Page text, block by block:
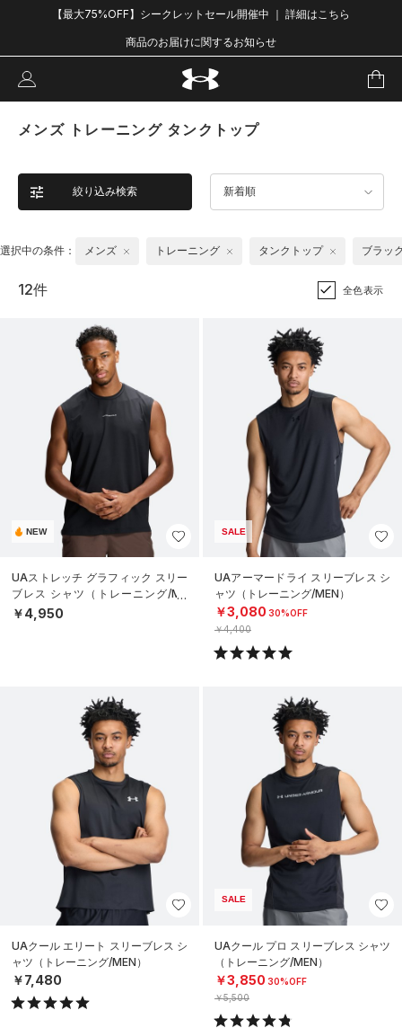
【最大75%OFF】シークレットセール開催中 ｜ 詳細はこちら
商品のお届けに関するお知らせ
メンズ トレーニング タンクトップ
絞り込み検索 新着順
選択中の条件： メンズ トレーニング タンクトップ ブラッ
12件 全色表示
NEW
UAストレッチ グラフィック スリー
ブレス シャツ（トレーニング/ME
N）
￥4,950
SALE
UAアーマードライ スリーブレス シ
ャツ（トレーニング/MEN）
￥3,080 30%OFF
￥4,400
UAクール エリート スリーブレス シ
ャツ（トレーニング/MEN）
￥7,480
SALE
UAクール プロ スリーブレス シャツ
（トレーニング/MEN）
￥3,850 30%OFF
￥5,500